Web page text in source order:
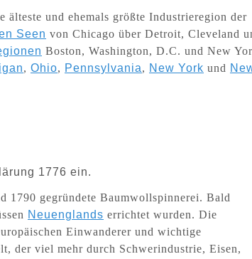
älteste und ehemals größte Industrieregion der
Seen von Chicago über Detroit, Cleveland
Boston, Washington, D.C. und New
, Ohio, Pennsylvania, New York und
1776 ein.
1790 gegründete Baumwollspinnerei. Bald
Neuenglands errichtet wurden. Die
Einwanderer und wichtige
der viel mehr durch Schwerindustrie, Eisen,